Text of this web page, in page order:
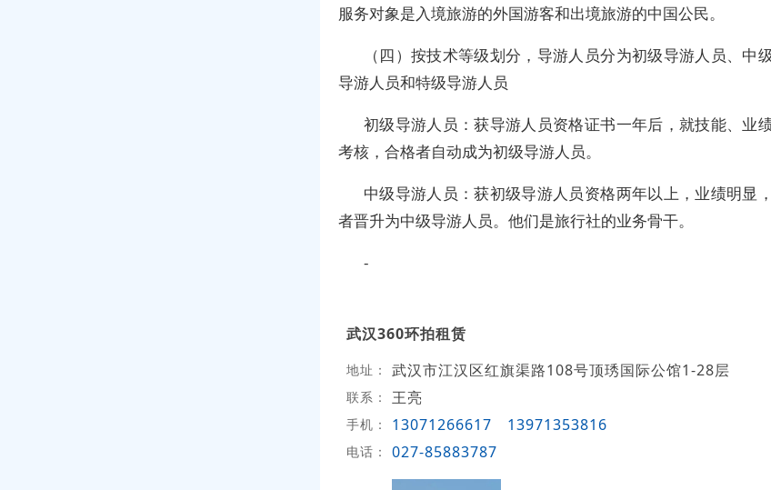
服务对象是入境旅游的外国游客和出境旅游的中国公民。
（四）按技术等级划分，导游人员分为初级导游人员、中
导游人员和特级导游人员
初级导游人员 ：获导游人员资格证书一年后，就技能、业
考核，合格者自动成为初级导游人员。
中级导游人员：获初级导游人员资格两年以上，业绩明显
者晋升为中级导游人员。他们是旅行社的业务骨干。
-
武汉360环拍租赁
地址： 武汉市江汉区红旗渠路108号顶琇国际公馆1-28层
联系： 王亮
手机： 13071266617 13971353816
电话： 027-85883787